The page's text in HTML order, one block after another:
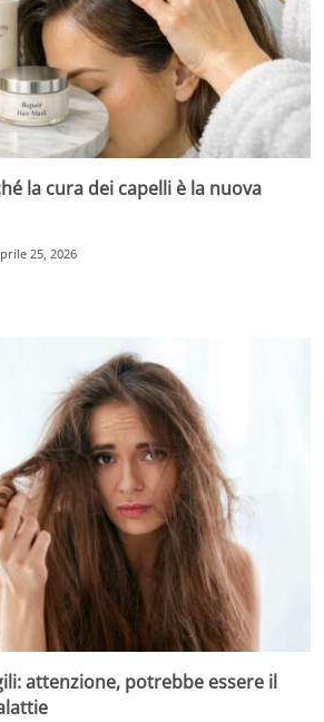
la cura dei capelli è la nuova
25, 2026
attenzione, potrebbe essere il